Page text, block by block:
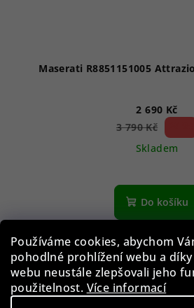
Používáme cookies, abychom
pohodlné prohlížení webu a
webu neustále zlepšovali jeho
použitelnost. Více informací
Maserati R8851151005
2 690 Kč
3 790 Kč
Skladem
Do košíku
ZÁRUKA 5 LET